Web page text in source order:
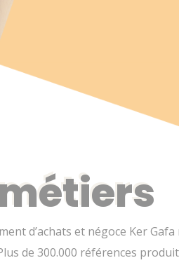
d’achats et négoce Ker
de 300.000 références